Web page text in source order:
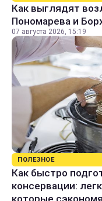
Как выглядят
Пономарева и
07 августа 2026, 15:19
ПОЛЕЗНОЕ
Как быстро
консервации:
которые